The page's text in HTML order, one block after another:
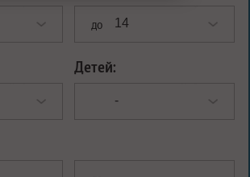
до
Детей: